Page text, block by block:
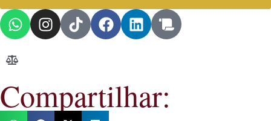
Compartilhar: